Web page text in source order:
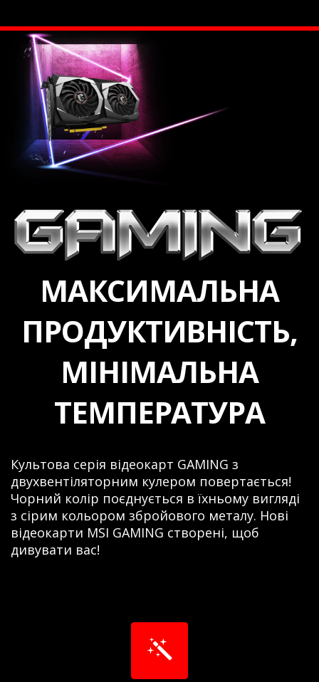
МАКСИМАЛЬНА
ПРОДУКТИВНІСТЬ,
МІНІМАЛЬНА
ТЕМПЕРАТУРА
Культова серія відеокарт GAMING з
двухвентіляторним кулером повертається!
Чорний колір поєднується в їхньому вигляді
з сірим кольором збройового металу. Нові
відеокарти MSI GAMING створені, щоб
дивувати вас!